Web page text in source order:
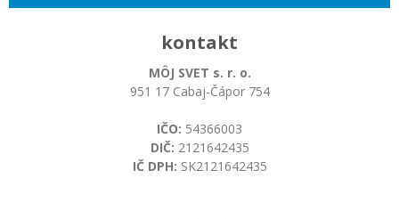
kontakt
MÔJ SVET s. r. o.
951 17 Cabaj-Čápor 754
IČO: 54366003
DIČ: 2121642435
IČ DPH: SK2121642435